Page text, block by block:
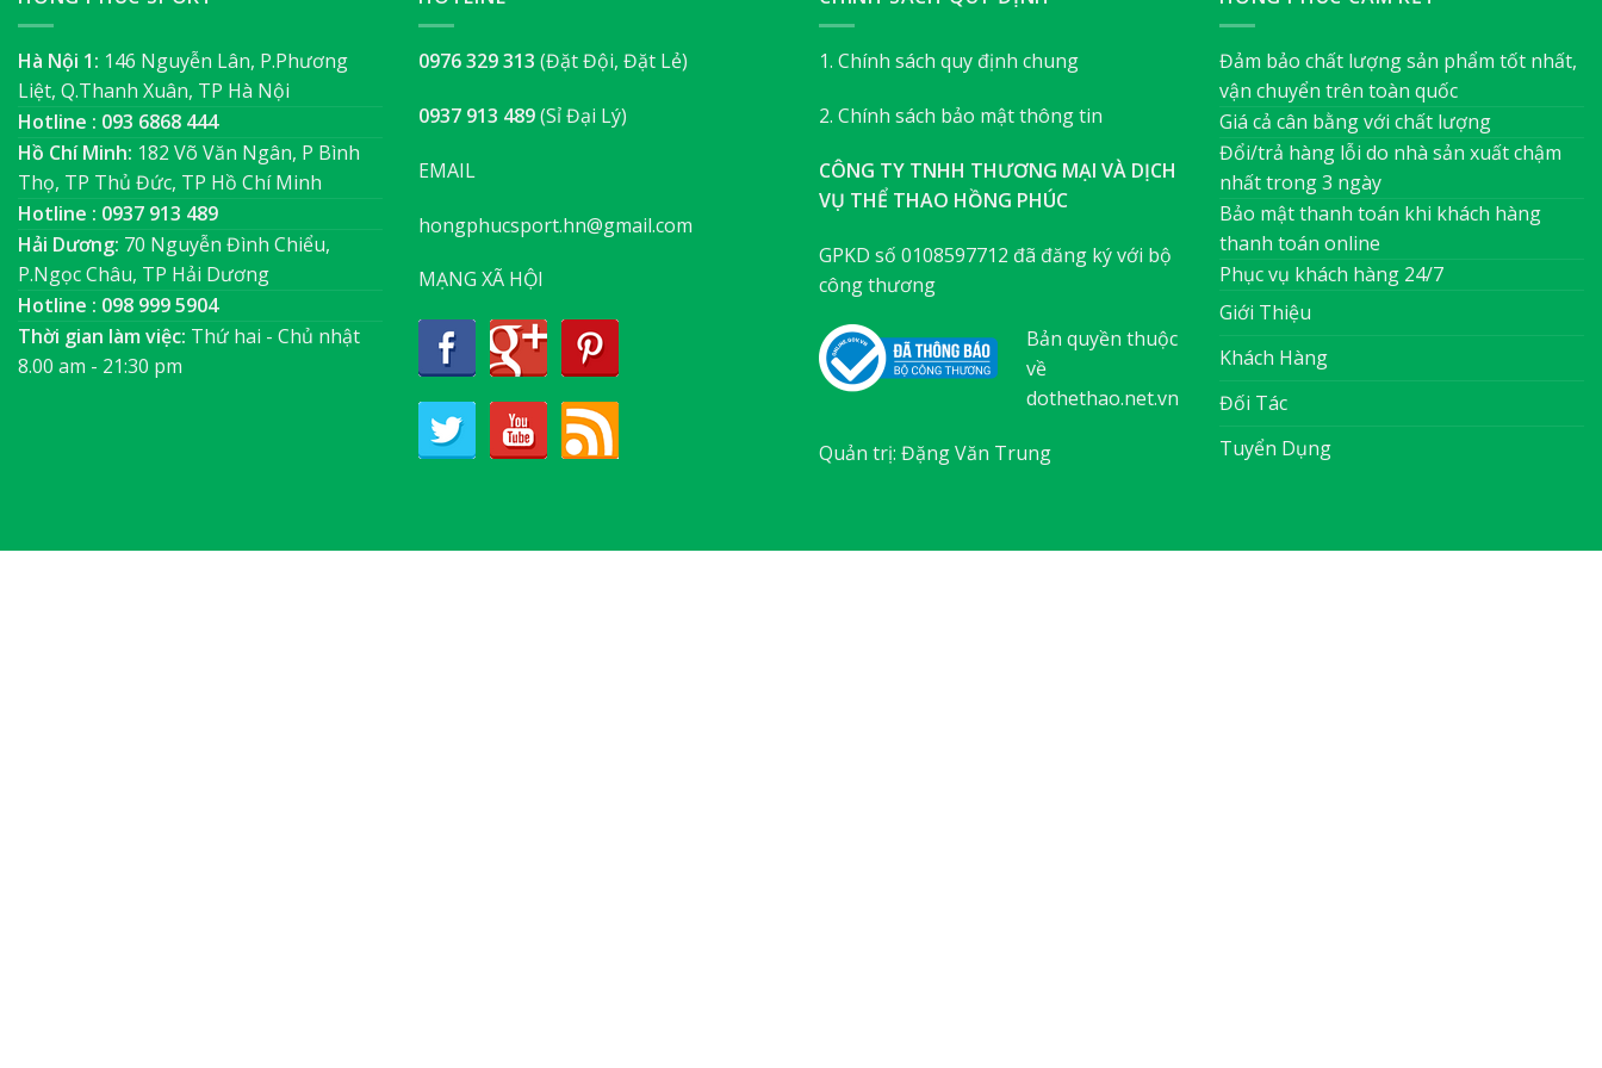
Hà Nội 1: 146 Nguyễn Lân, P.Phương
Liệt, Q.Thanh Xuân, TP Hà Nội
Hotline : 093 6868 444
Hồ Chí Minh: 182 Võ Văn Ngân, P Bình
Thọ, TP Thủ Đức, TP Hồ Chí Minh
Hotline : 0937 913 489
Hải Dương: 70 Nguyễn Đình Chiểu,
P.Ngọc Châu, TP Hải Dương
Hotline : 098 999 5904
Thời gian làm việc: Thứ hai - Chủ nhật
8.00 am - 21:30 pm
0976 329 313 (Đặt Đội, Đặt Lẻ)
0937 913 489(Sỉ Đại Lý)
EMAIL
hongphucsport.hn@gmail.com
MẠNG XÃ HỘI
1. Chính sách quy định chung
2. Chính sách bảo mật thông tin
CÔNG TY TNHH THƯƠNG MẠI VÀ DỊCH
VỤ THỂ THAO HỒNG PHÚC
GPKD số 0108597712 đã đăng ký với bộ
công thương
Bản quyền thuộc
về
dothethao.net.vn
Quản trị: Đặng Văn Trung
Đảm bảo chất lượng sản phẩm tốt nhất,
vận chuyển trên toàn quốc
Giá cả cân bằng với chất lượng
Đổi/trả hàng lỗi do nhà sản xuất chậm
nhất trong 3 ngày
Bảo mật thanh toán khi khách hàng
thanh toán online
Phục vụ khách hàng 24/7
Giới Thiệu
Khách Hàng
Đối Tác
Tuyển Dụng